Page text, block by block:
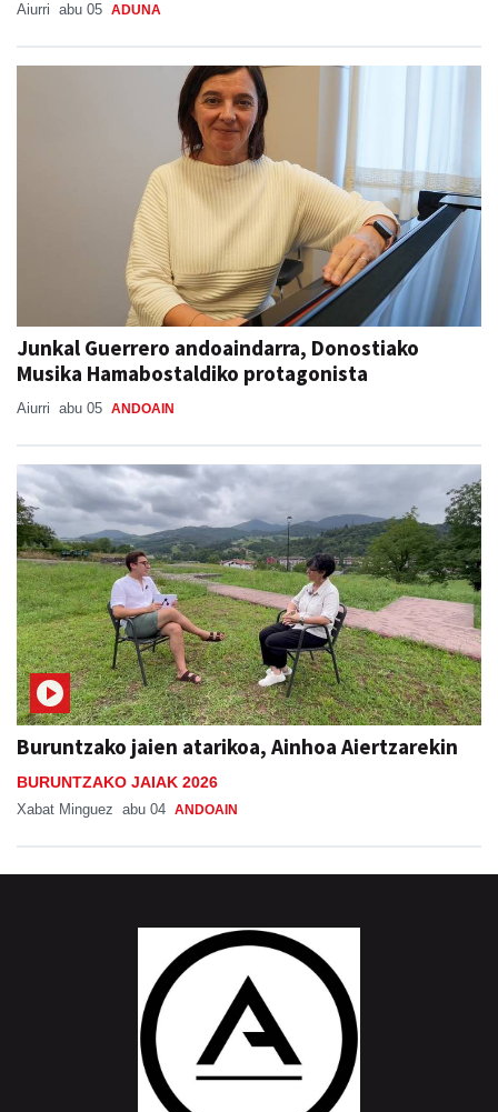
Aiurri abu 05 ADUNA
Junkal Guerrero andoaindarra, Donostiako
Musika Hamabostaldiko protagonista
Aiurri abu 05 ANDOAIN
Buruntzako jaien atarikoa, Ainhoa Aiertzarekin
BURUNTZAKO JAIAK 2026
Xabat Minguez abu 04 ANDOAIN